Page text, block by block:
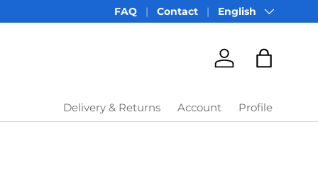
FAQ Contact Language
English
AccountBag
Delivery & Returns Account Profile